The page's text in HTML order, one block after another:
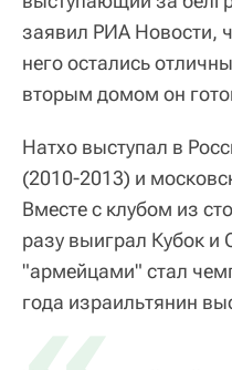
заявил РИА Новости,
него остались
вторым домом он
Натхо выступал в
(2010-2013) и
Вместе с клубом из
разу выиграл Кубок и
"армейцами" стал
года израильтянин